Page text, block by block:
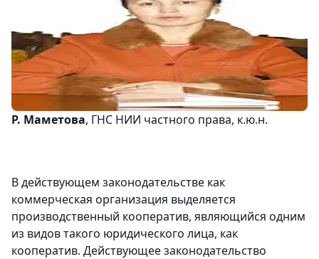
Р. Маметова, ГНС НИИ частного права, к.ю.н.
В действующем законодательстве как
коммерческая организация выделяется
производственный кооператив, являющийся одним
из видов такого юридического лица, как
кооператив. Действующее законодательство